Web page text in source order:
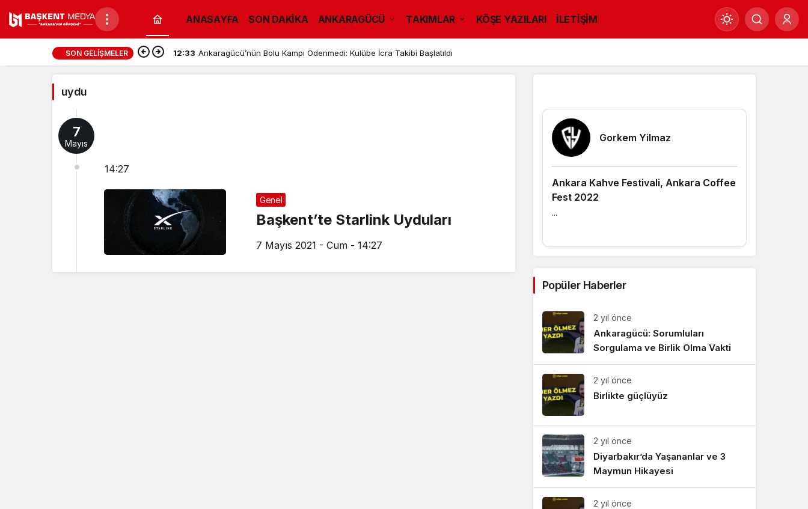
uydu
Haberleri
ANASAYFA SON DAKİKA ANKARAGÜCÜ TAKIMLAR KÖŞE YAZILARI İLETİŞİM
Mod
değiştir
Gündüz Modu
Gece modunu seçin.
SON GELIŞMELER 12:33 Ankaragücü’nün Bolu Kampı Ödenmedi: Kulübe İcra Takibi Başlatıldı
uydu
7
Mayıs
14:27
Genel
Başkent’te Starlink Uyduları
7 Mayıs 2021 - Cum - 14:27
Gorkem Yilmaz
Ankara Kahve Festivali, Ankara Coffee
Fest 2022
...
Popüler Haberler
2 yıl önce
Ankaragücü: Sorumluları
Sorgulama ve Birlik Olma Vakti
2 yıl önce
Birlikte güçlüyüz
2 yıl önce
Diyarbakır’da Yaşananlar ve 3
Maymun Hikayesi
2 yıl önce